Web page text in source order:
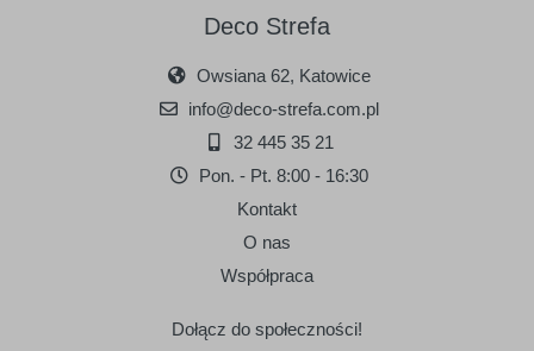
Deco Strefa
Owsiana 62, Katowice
info@deco-strefa.com.pl
32 445 35 21
Pon. - Pt. 8:00 - 16:30
Kontakt
O nas
Współpraca
Dołącz do społeczności!